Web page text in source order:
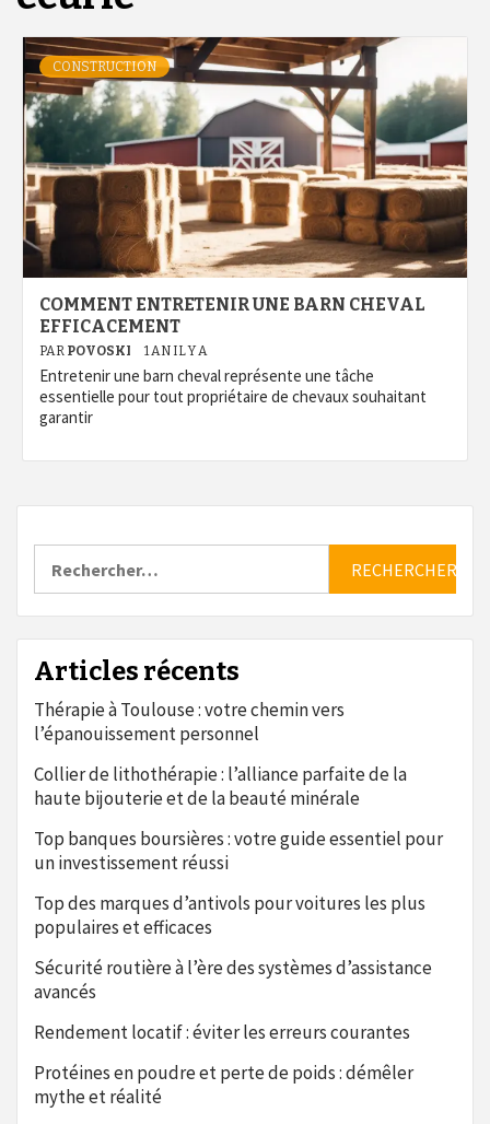
CONSTRUCTION
COMMENT ENTRETENIR UNE BARN CHEVAL
EFFICACEMENT
PAR POVOSKI 1 AN IL Y A
Entretenir une barn cheval représente une tâche
essentielle pour tout propriétaire de chevaux souhaitant
garantir
Articles récents
Thérapie à Toulouse : votre chemin vers
l’épanouissement personnel
Collier de lithothérapie : l’alliance parfaite de la
haute bijouterie et de la beauté minérale
Top banques boursières : votre guide essentiel pour
un investissement réussi
Top des marques d’antivols pour voitures les plus
populaires et efficaces
Sécurité routière à l’ère des systèmes d’assistance
avancés
Rendement locatif : éviter les erreurs courantes
Protéines en poudre et perte de poids : démêler
mythe et réalité